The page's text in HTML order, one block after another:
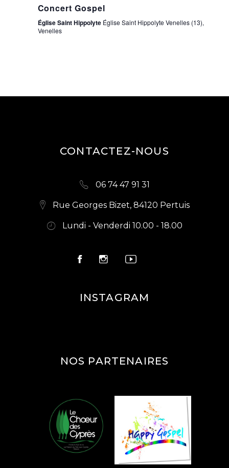
Concert Gospel
Église Saint Hippolyte Église Saint Hippolyte Venelles (13),
Venelles
CONTACTEZ-NOUS
06 74 47 91 31
Rue Georges Bizet, 84120 Pertuis
Lundi - Venderdi 10.00 - 18.00
INSTAGRAM
NOS PARTENAIRES